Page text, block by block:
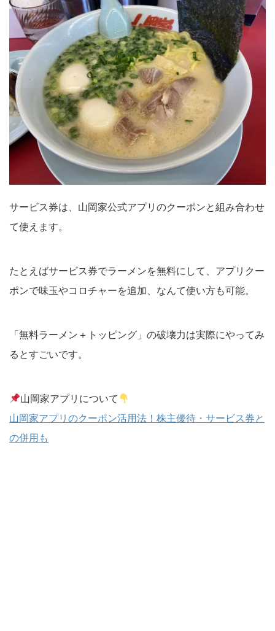
サービス券は、山岡家公式アプリのクーポンと組み合わせ
て使えます。
たとえばサービス券でラーメンを無料にして、アプリクー
ポンで味玉やコロチャーを追加、なんて使い方も可能。
「無料ラーメン＋トッピング」の破壊力は実際にやってみ
るとすごいです。
山岡家アプリについて
山岡家アプリのクーポン活用法！株主優待・サービス券と
の併用も